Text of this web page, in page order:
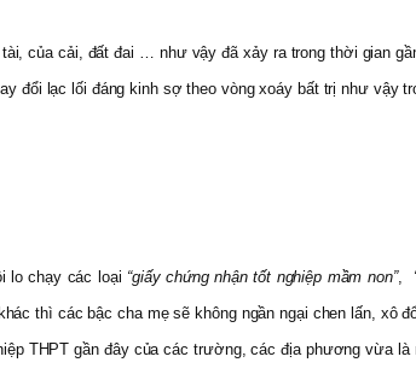
của cải, đất đai … như vậy đã xảy ra trong thời gian
đổi lạc lối đáng kinh sợ theo vòng xoáy bất trị như vậy
lo chạy các loại “giấy chứng nhận tốt nghiệp mầm non”,
thì các bậc cha mẹ sẽ không ngần ngại chen lấn, xô
THPT gần đây của các trường, các địa phương vừa là